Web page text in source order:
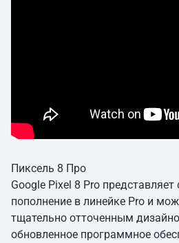
Пиксель 8 Про
Google Pixel 8 Pro представляет
пополнение в линейке Pro и
тщательно отточенным
обновленное программное